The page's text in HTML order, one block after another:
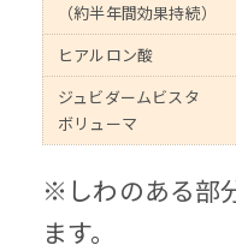
（約半年間効果持続）
ヒアルロン酸
ジュビダームビスタ
ボリューマ
※しわのある部
ます。